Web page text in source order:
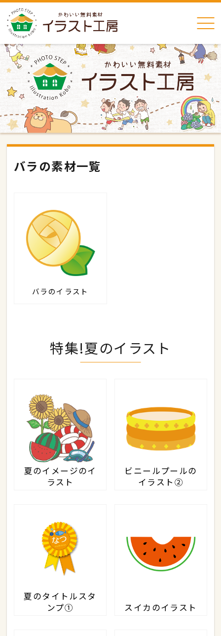
バラの素材一覧
バラのイラスト
特集!夏のイラスト
夏のイメージのイ
ラスト
ビニールプールの
イラスト②
夏のタイトルスタ
ンプ①
スイカのイラスト